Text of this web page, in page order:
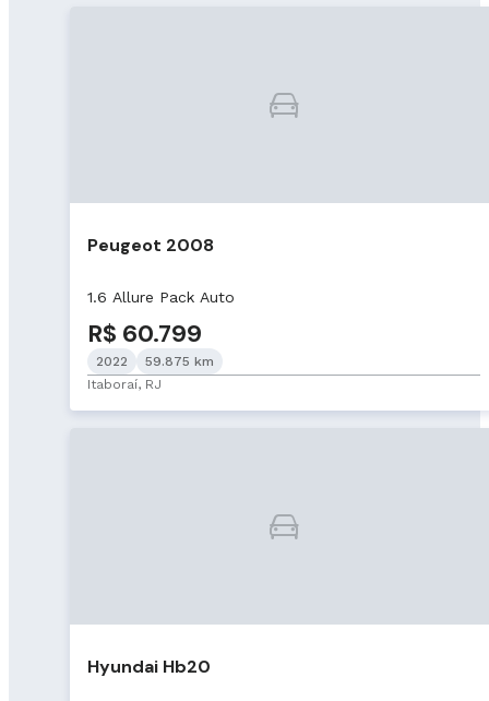
Peugeot 2008
1.6 Allure Pack Auto
R$ 60.799
2022
59.875 km
Itaboraí, RJ
Hyundai Hb20